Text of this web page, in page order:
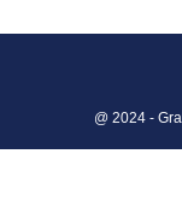
@ 2024 -